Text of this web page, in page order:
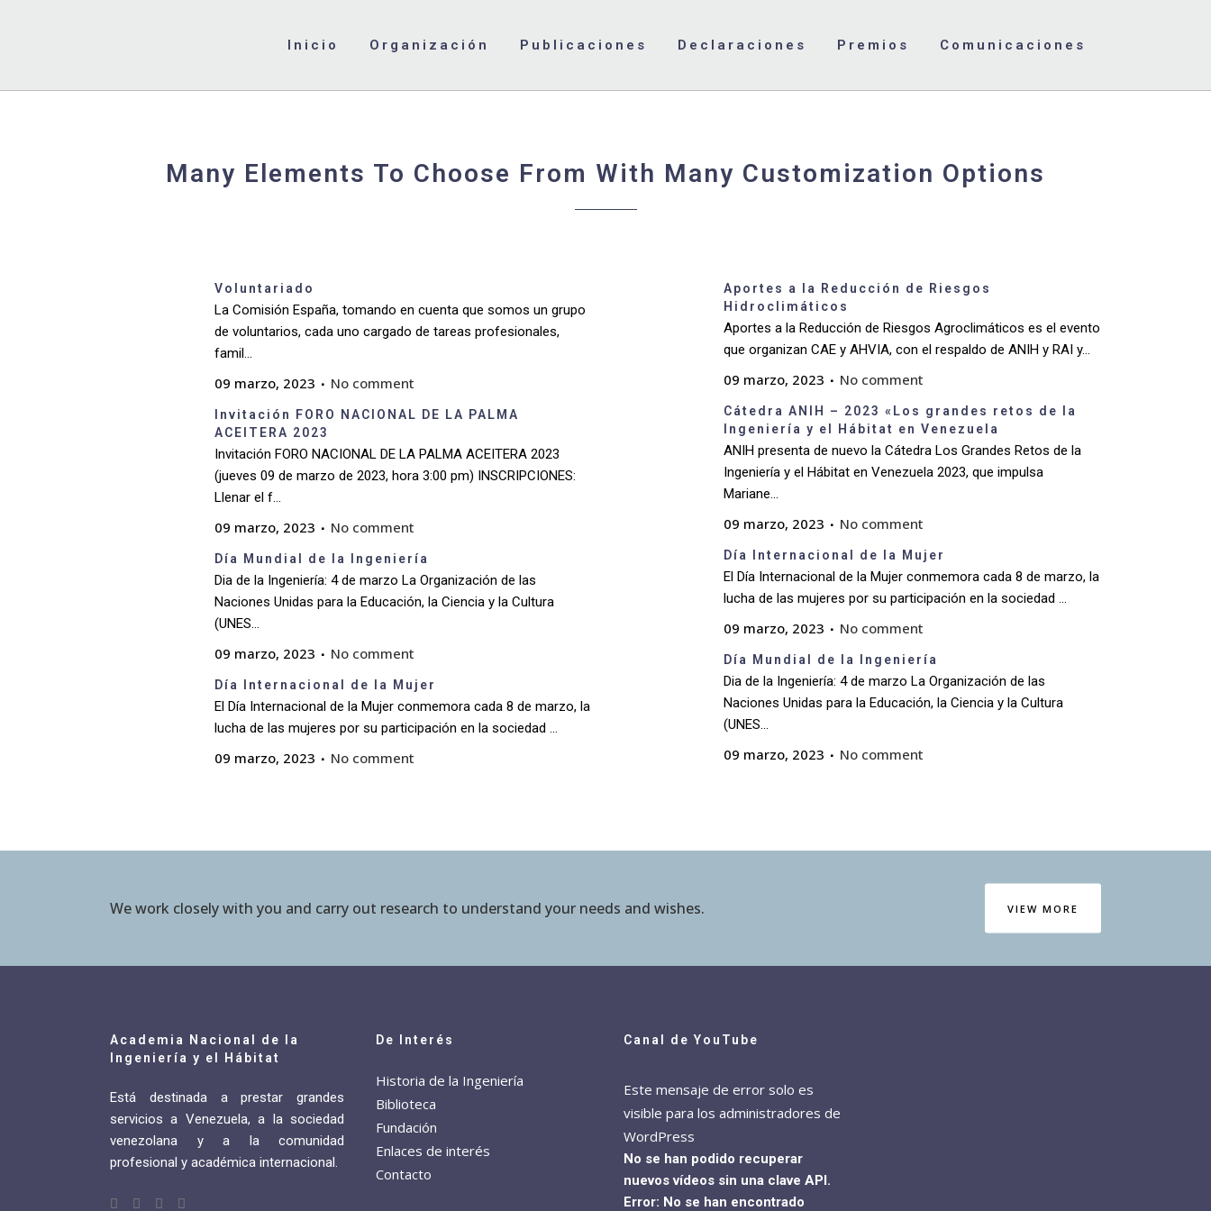
Inicio Organización Publicaciones Declaraciones Premios Comunicaciones
Latest Posts Small Image
Many Elements To Choose From With Many Customization Options
Voluntariado
La Comisión España, tomando en cuenta que somos un grupo
de voluntarios, cada uno cargado de tareas profesionales,
famil...
09 marzo, 2023 No comment
Invitación FORO NACIONAL DE LA PALMA
ACEITERA 2023
Invitación FORO NACIONAL DE LA PALMA ACEITERA 2023
(jueves 09 de marzo de 2023, hora 3:00 pm) INSCRIPCIONES:
Llenar el f...
09 marzo, 2023 No comment
Día Mundial de la Ingeniería
Dia de la Ingeniería: 4 de marzo La Organización de las
Naciones Unidas para la Educación, la Ciencia y la Cultura
(UNES...
09 marzo, 2023 No comment
Día Internacional de la Mujer
El Día Internacional de la Mujer conmemora cada 8 de marzo, la
lucha de las mujeres por su participación en la sociedad ...
09 marzo, 2023 No comment
Aportes a la Reducción de Riesgos
Hidroclimáticos
Aportes a la Reducción de Riesgos Agroclimáticos es el evento
que organizan CAE y AHVIA, con el respaldo de ANIH y RAI y...
09 marzo, 2023 No comment
Cátedra ANIH – 2023 «Los grandes retos de la
Ingeniería y el Hábitat en Venezuela
ANIH presenta de nuevo la Cátedra Los Grandes Retos de la
Ingeniería y el Hábitat en Venezuela 2023, que impulsa
Mariane...
09 marzo, 2023 No comment
Día Internacional de la Mujer
El Día Internacional de la Mujer conmemora cada 8 de marzo, la
lucha de las mujeres por su participación en la sociedad ...
09 marzo, 2023 No comment
Día Mundial de la Ingeniería
Dia de la Ingeniería: 4 de marzo La Organización de las
Naciones Unidas para la Educación, la Ciencia y la Cultura
(UNES...
09 marzo, 2023 No comment
We work closely with you and carry out research to understand your needs and wishes. VIEW MORE
Academia Nacional de la
Ingeniería y el Hábitat
Está destinada a prestar grandes
servicios a Venezuela, a la sociedad
venezolana y a la comunidad
profesional y académica internacional.
De Interés
Historia de la Ingeniería
Biblioteca
Fundación
Enlaces de interés
Contacto
Canal de YouTube
Este mensaje de error solo es
visible para los administradores de
WordPress
No se han podido recuperar
nuevos vídeos sin una clave API.
Error: No se han encontrado